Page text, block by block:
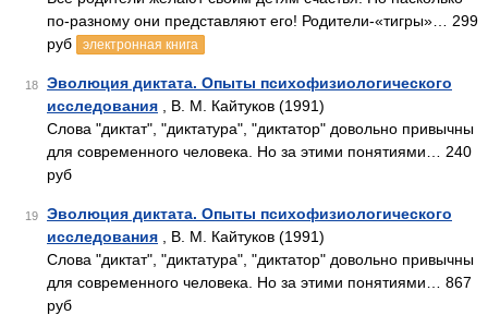
по-разному они представляют его! Родители-«тигры»… 299
руб
электронная книга
18
Эволюция диктата. Опыты психофизиологического
исследования , В. М. Кайтуков (1991)
Слова "диктат", "диктатура", "диктатор" довольно привычны
для современного человека. Но за этими понятиями… 240
руб
19
Эволюция диктата. Опыты психофизиологического
исследования , В. М. Кайтуков (1991)
Слова "диктат", "диктатура", "диктатор" довольно привычны
для современного человека. Но за этими понятиями… 867
руб